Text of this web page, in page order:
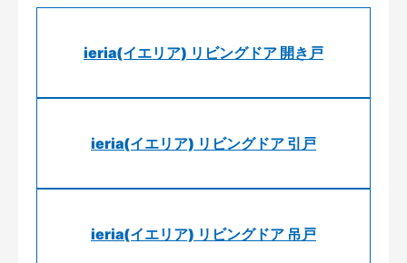
ieria(イエリア) リビングドア 開き戸
ieria(イエリア) リビングドア 引戸
ieria(イエリア) リビングドア 吊戸